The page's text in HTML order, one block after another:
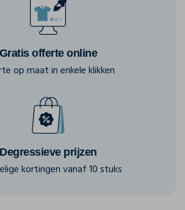
Gratis offerte online
op maat in enkele klikken
Degressieve prijzen
kortingen vanaf 10 stuks